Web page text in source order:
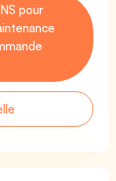
pour